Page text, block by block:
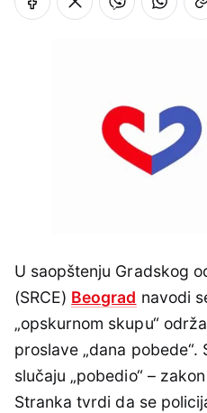
U saopštenju Gradskog
(SRCE) Beograd navodi
„opskurnom skupu“
proslave „dana pobede“.
slučaju „pobedio“ –
Stranka tvrdi da se